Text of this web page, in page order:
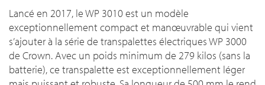
Lancé en 2017, le WP 3010 est un modèle
exceptionnellement compact et manœuvrable qui vient
s’ajouter à la série de transpalettes électriques WP 3000
de Crown. Avec un poids minimum de 279 kilos (sans la
batterie), ce transpalette est exceptionnellement léger